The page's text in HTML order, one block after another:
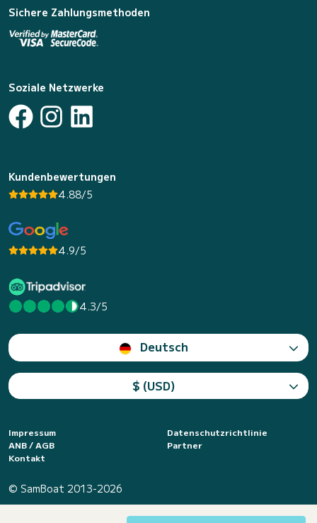
Sichere Zahlungsmethoden
Soziale Netzwerke
Kundenbewertungen
4.88/5
4.9/5
4.3/5
Deutsch
$ (USD)
Impressum
Datenschutzrichtlinie
ANB / AGB
Partner
Kontakt
© SamBoat 2013-2026